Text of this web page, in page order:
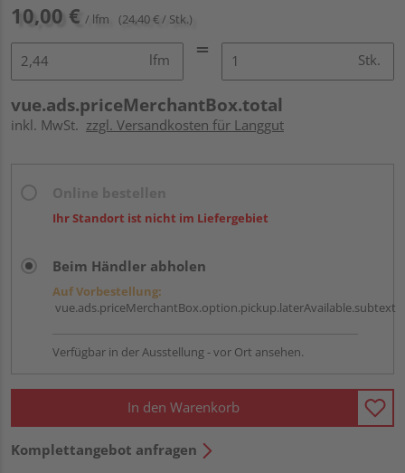
10,00 € / lfm (24,40 € / Stk.)
lfm Stk.
vue.ads.priceMerchantBox.total
inkl. MwSt. zzgl. Versandkosten für Langgut
Ihr Standort ist nicht im Liefergebiet
Beim Händler abholen
Auf Vorbestellung:
vue.ads.priceMerchantBox.option.pickup.laterAvailable.subtext
Verfügbar in der Ausstellung - vor Ort ansehen.
In den Warenkorb
Komplettangebot anfragen